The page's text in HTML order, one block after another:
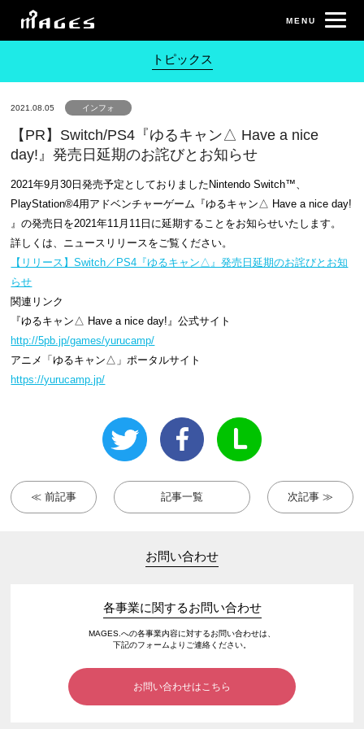
トピックス
2021.08.05 インフォ
【PR】Switch/PS4『ゆるキャン△ Have a nice
day!』発売日延期のお詫びとお知らせ
2021年9月30日発売予定としておりましたNintendo Switch™、
PlayStation®4用アドベンチャーゲーム『ゆるキャン△ Have a nice day!
』の発売日を2021年11月11日に延期することをお知らせいたします。
詳しくは、ニュースリリースをご覧ください。
【リリース】Switch／PS4『ゆるキャン△』発売日延期のお詫びとお知
らせ
関連リンク
『ゆるキャン△ Have a nice day!』公式サイト
http://5pb.jp/games/yurucamp/
アニメ「ゆるキャン△」ポータルサイト
https://yurucamp.jp/
≪ 前記事 記事一覧 次記事 ≫
お問い合わせ
各事業に関するお問い合わせ
MAGES.への各事業内容に対するお問い合わせは、
下記のフォームよりご連絡ください。
お問い合わせはこちら